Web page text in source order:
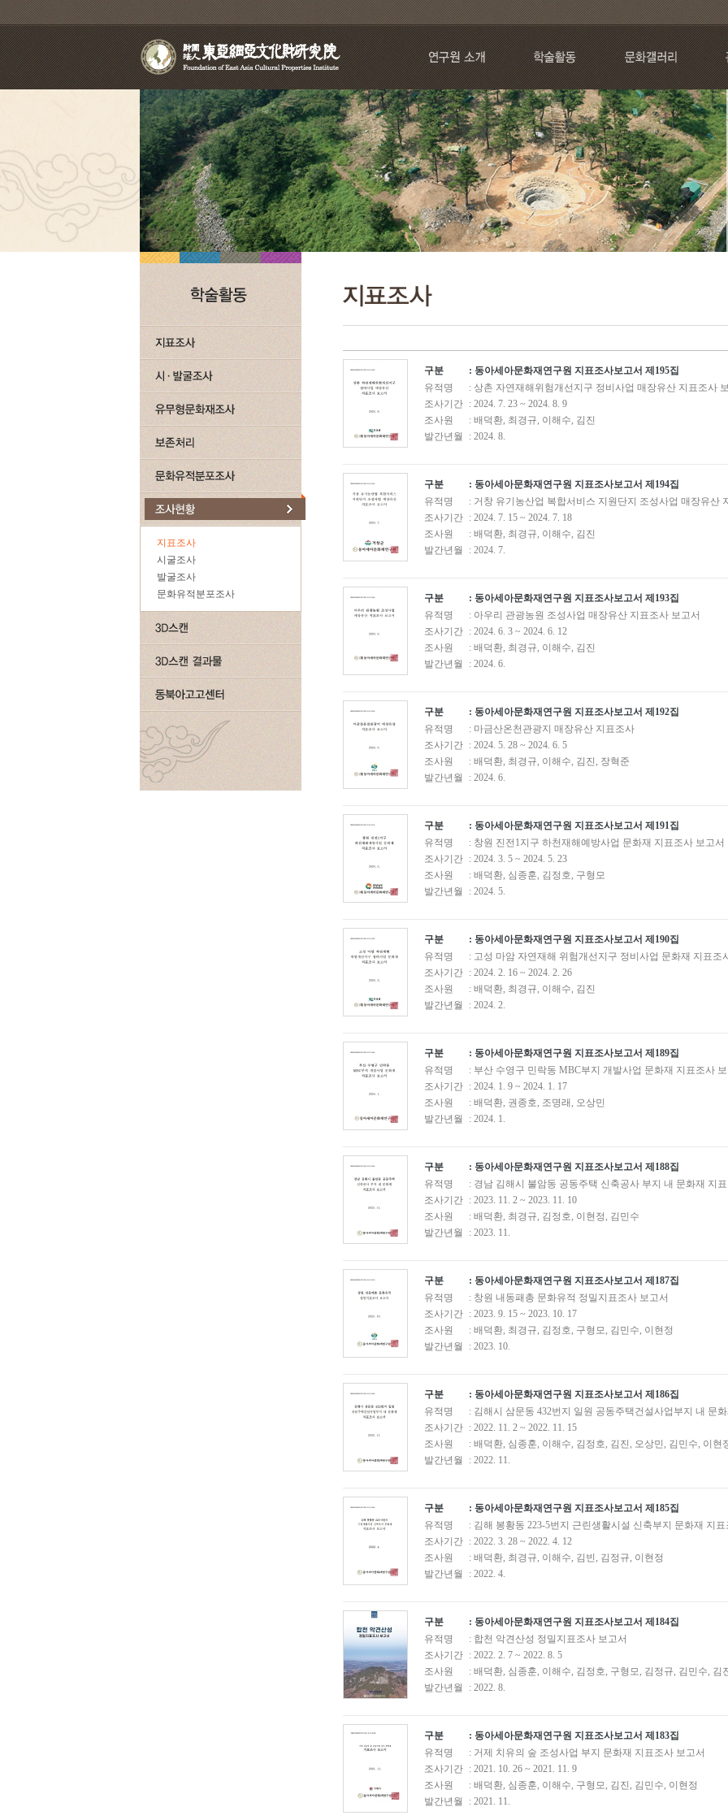
지표조사
시굴조사
발굴조사
문화유적분포조사
구분
: 동아세아문화재연구원 지표조사보고서 제195집
유적명
: 상촌 자연재해위험개선지구 정비사업 매장유산 지표조사
조사기간 : 2024. 7. 23 ~ 2024. 8. 9
조사원
: 배덕환, 최경규, 이해수, 김진
발간년월
: 2024. 8.
구분
: 동아세아문화재연구원 지표조사보고서 제194집
유적명
: 거창 유기농산업 복합서비스 지원단지 조성사업 매장유산
조사기간 : 2024. 7. 15 ~ 2024. 7. 18
조사원
: 배덕환, 최경규, 이해수, 김진
발간년월
: 2024. 7.
구분
: 동아세아문화재연구원 지표조사보고서 제193집
유적명
: 아우리 관광농원 조성사업 매장유산 지표조사 보고서
조사기간 : 2024. 6. 3 ~ 2024. 6. 12
조사원
: 배덕환, 최경규, 이해수, 김진
발간년월
: 2024. 6.
구분
: 동아세아문화재연구원 지표조사보고서 제192집
유적명
: 마금산온천관광지 매장유산 지표조사
조사기간 : 2024. 5. 28 ~ 2024. 6. 5
조사원
: 배덕환, 최경규, 이해수, 김진, 장혁준
발간년월
: 2024. 6.
구분
: 동아세아문화재연구원 지표조사보고서 제191집
유적명
: 창원 진전1지구 하천재해예방사업 문화재 지표조사 보고서
조사기간 : 2024. 3. 5 ~ 2024. 5. 23
조사원
: 배덕환, 심종훈, 김정호, 구형모
발간년월
: 2024. 5.
구분
: 동아세아문화재연구원 지표조사보고서 제190집
유적명
: 고성 마암 자연재해 위험개선지구 정비사업 문화재 지표조
조사기간 : 2024. 2. 16 ~ 2024. 2. 26
조사원
: 배덕환, 최경규, 이해수, 김진
발간년월
: 2024. 2.
구분
: 동아세아문화재연구원 지표조사보고서 제189집
유적명
: 부산 수영구 민락동 MBC부지 개발사업 문화재 지표조사 보
조사기간 : 2024. 1. 9 ~ 2024. 1. 17
조사원
: 배덕환, 권종호, 조명래, 오상민
발간년월
: 2024. 1.
구분
: 동아세아문화재연구원 지표조사보고서 제188집
유적명
: 경남 김해시 불암동 공동주택 신축공사 부지 내 문화재 지
조사기간 : 2023. 11. 2 ~ 2023. 11. 10
조사원
: 배덕환, 최경규, 김정호, 이현정, 김민수
발간년월
: 2023. 11.
구분
: 동아세아문화재연구원 지표조사보고서 제187집
유적명
: 창원 내동패총 문화유적 정밀지표조사 보고서
조사기간 : 2023. 9. 15 ~ 2023. 10. 17
조사원
: 배덕환, 최경규, 김정호, 구형모, 김민수, 이현정
발간년월
: 2023. 10.
구분
: 동아세아문화재연구원 지표조사보고서 제186집
유적명
: 김해시 삼문동 432번지 일원 공동주택건설사업부지 내 문
조사기간 : 2022. 11. 2 ~ 2022. 11. 15
조사원
: 배덕환, 심종훈, 이해수, 김정호, 김진, 오상민, 김민수, 이현
발간년월
: 2022. 11.
구분
: 동아세아문화재연구원 지표조사보고서 제185집
유적명
: 김해 봉황동 223-5번지 근린생활시설 신축부지 문화재 지표
조사기간 : 2022. 3. 28 ~ 2022. 4. 12
조사원
: 배덕환, 최경규, 이해수, 김빈, 김정규, 이현정
발간년월
: 2022. 4.
구분
: 동아세아문화재연구원 지표조사보고서 제184집
유적명
: 합천 악견산성 정밀지표조사 보고서
조사기간 : 2022. 2. 7 ~ 2022. 8. 5
조사원
: 배덕환, 심종훈, 이해수, 김정호, 구형모, 김정규, 김민수, 김
발간년월
: 2022. 8.
구분
: 동아세아문화재연구원 지표조사보고서 제183집
유적명
: 거제 치유의 숲 조성사업 부지 문화재 지표조사 보고서
조사기간 : 2021. 10. 26 ~ 2021. 11. 9
조사원
: 배덕환, 심종훈, 이해수, 구형모, 김진, 김민수, 이현정
발간년월
: 2021. 11.